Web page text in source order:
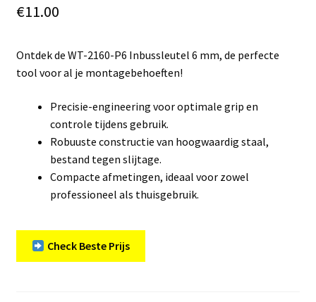
€11.00
Ontdek de WT-2160-P6 Inbussleutel 6 mm, de perfecte
tool voor al je montagebehoeften!
Precisie-engineering voor optimale grip en
controle tijdens gebruik.
Robuuste constructie van hoogwaardig staal,
bestand tegen slijtage.
Compacte afmetingen, ideaal voor zowel
professioneel als thuisgebruik.
Check Beste Prijs